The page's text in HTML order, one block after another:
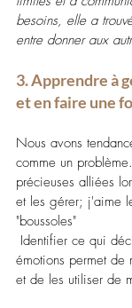
besoins, elle a
entre donner aux
3. Apprendre à
et en faire une
Nous avons
comme un
précieuses alliées
et les gérer; j'aime
"boussoles"
Identifier ce qui
émotions permet de
et de les utiliser de